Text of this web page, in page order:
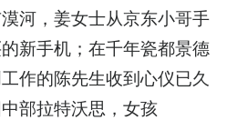
河，姜女士从京东小哥手
新手机；在千年瓷都景德
作的陈先生收到心仪已久
部拉特沃思，女孩